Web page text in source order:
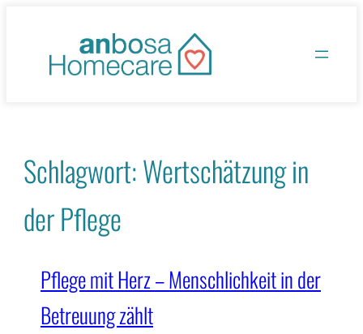
springen
Schlagwort:Wertschätzung in
der Pflege
Pflege mit Herz – Menschlichkeit in der
Betreuung zählt